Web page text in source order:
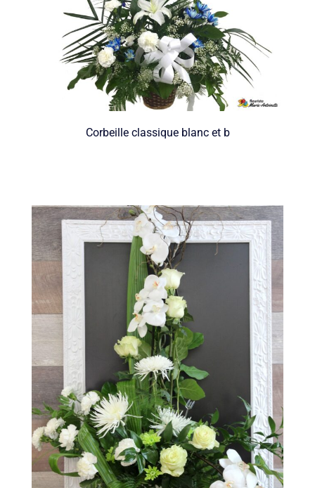
Corbeille classique blanc et b